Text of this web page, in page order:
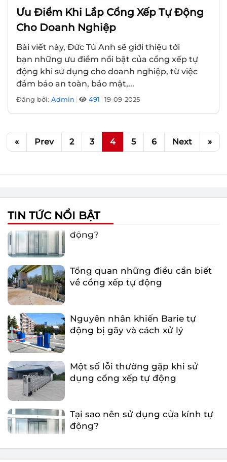
Ưu Điểm Khi Lắp Cổng Xếp Tự Động
Cho Doanh Nghiệp
Bài viết này, Đức Tú Anh sẽ giới thiệu tới
bạn những ưu điểm nổi bật của cổng xếp tự
động khi sử dụng cho doanh nghiệp, từ việc
đảm bảo an toàn, bảo mật,...
Đăng bởi: Admin 491 19-09-2025
« Prev 2 3 4 5 6 Next »
TIN TỨC NỔI BẬT
dụng cổng xếp tự động
Tại sao nên sử dụng cửa kính tự
động?
về cổng xếp tự động
động bị gãy và cách xử lý
dụng cổng xếp tự động
động?